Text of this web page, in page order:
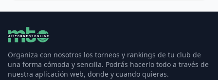
Organiza con nosotros los torneos y rankings de tu club de
una forma cómoda y sencilla. Podrás hacerlo todo a través de
nuestra aplicación web, donde y cuando quieras.